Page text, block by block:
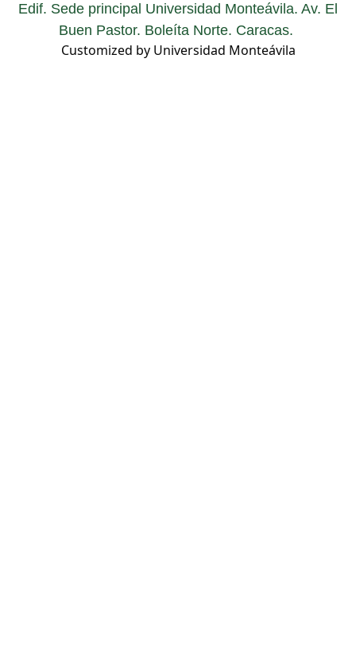
Edif. Sede principal Universidad Monteávila. Av. El
Buen Pastor. Boleíta Norte. Caracas.
Customized by Universidad Monteávila